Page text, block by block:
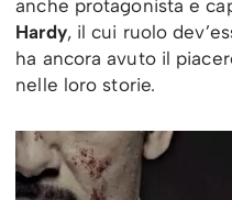
anche protagonista e
Hardy, il cui ruolo
ha ancora avuto il
nelle loro storie.